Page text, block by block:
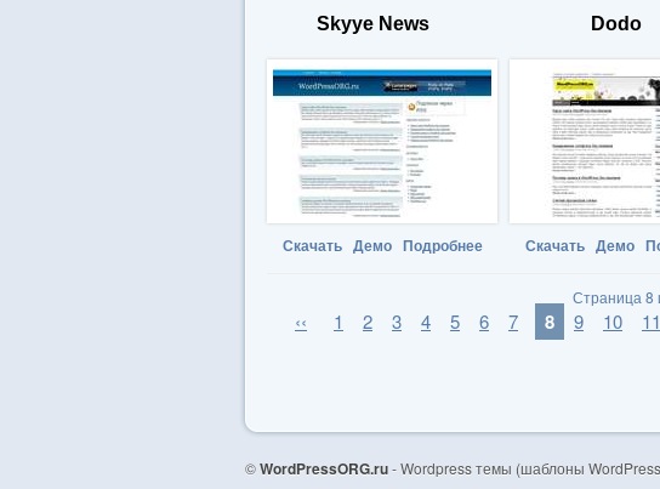
Skyye News
Скачать Демо Подробнее
Dodo
Скачать Демо
Страница 8
‹‹ 1 2 3 4 5 6 7 8 9 10 11
©WordPressORG.ru- Wordpress темы (шаблоны